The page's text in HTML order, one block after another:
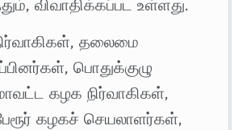
விவாதிக்கப்பட உள்ளது.
தலைமை
பொதுக்குழு
கழக நிர்வாகிகள்,
கழகச் செயலாளர்கள்,